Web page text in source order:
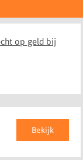
op geld bij
Bekijk